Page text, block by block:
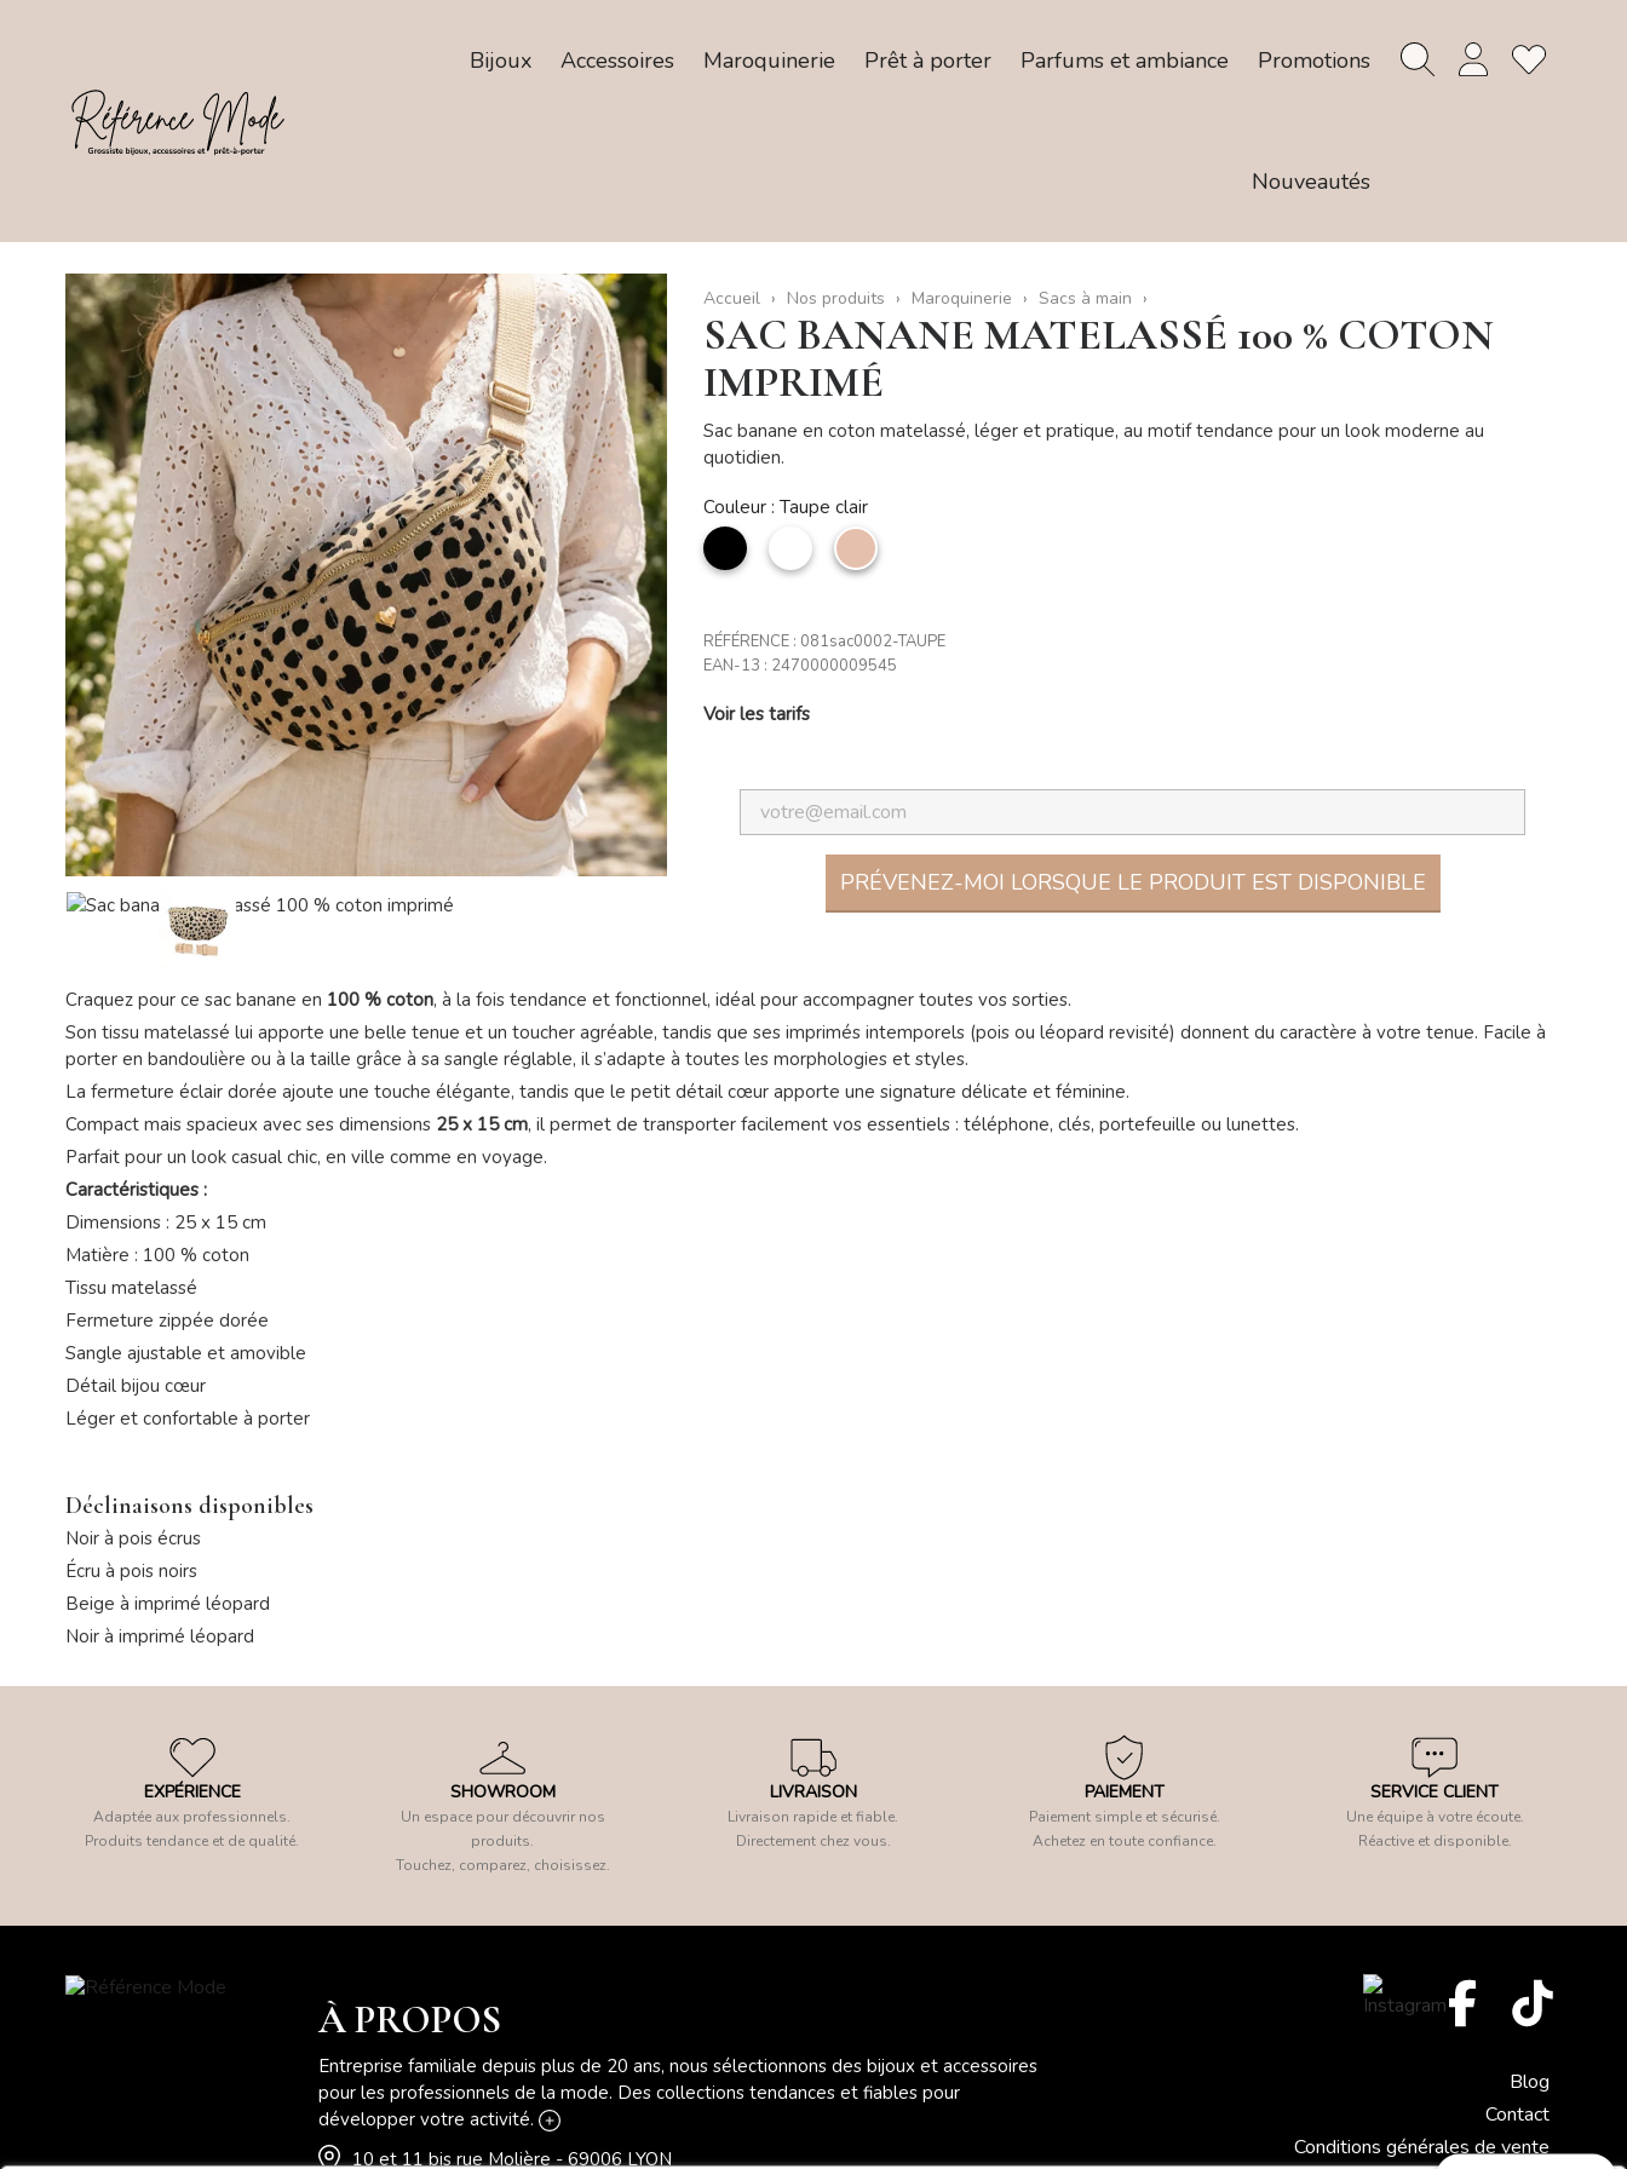
Bijoux Accessoires Maroquinerie Prêt à porter Parfums et ambiance Promotions
Nouveautés
Accueil Nos produits Maroquinerie Sacs à main
SAC BANANE MATELASSÉ 100 % COTON
IMPRIMÉ
Sac banane en coton matelassé, léger et pratique, au motif tendance pour un look moderne au
quotidien.
Couleur : Taupe clair
noir Blanc
Taupe
clair
RÉFÉRENCE : 081sac0002-TAUPE
EAN-13 : 2470000009545
Voir les tarifs
PRÉVENEZ-MOI LORSQUE LE PRODUIT EST DISPONIBLE
Craquez pour ce sac banane en 100 % coton, à la fois tendance et fonctionnel, idéal pour accompagner toutes vos sorties.
Son tissu matelassé lui apporte une belle tenue et un toucher agréable, tandis que ses imprimés intemporels (pois ou léopard revisité) donnent du caractère à votre tenue. Facile à
porter en bandoulière ou à la taille grâce à sa sangle réglable, il s’adapte à toutes les morphologies et styles.
La fermeture éclair dorée ajoute une touche élégante, tandis que le petit détail cœur apporte une signature délicate et féminine.
Compact mais spacieux avec ses dimensions 25 x 15 cm, il permet de transporter facilement vos essentiels : téléphone, clés, portefeuille ou lunettes.
Parfait pour un look casual chic, en ville comme en voyage.
Caractéristiques :
Dimensions : 25 x 15 cm
Matière : 100 % coton
Tissu matelassé
Fermeture zippée dorée
Sangle ajustable et amovible
Détail bijou cœur
Léger et confortable à porter
Déclinaisons disponibles
Noir à pois écrus
Écru à pois noirs
Beige à imprimé léopard
Noir à imprimé léopard
EXPÉRIENCE
Adaptée aux professionnels.
Produits tendance et de qualité.
SHOWROOM
Un espace pour découvrir nos
produits.
Touchez, comparez, choisissez.
LIVRAISON
Livraison rapide et fiable.
Directement chez vous.
PAIEMENT
Paiement simple et sécurisé.
Achetez en toute confiance.
SERVICE CLIENT
Une équipe à votre écoute.
Réactive et disponible.
À PROPOS
Entreprise familiale depuis plus de 20 ans, nous sélectionnons des bijoux et accessoires
pour les professionnels de la mode. Des collections tendances et fiables pour
développer votre activité.
10 et 11 bis rue Molière - 69006 LYON
Blog
Contact
Conditions générales de vente